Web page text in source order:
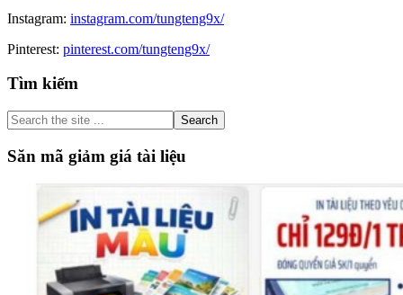
Instagram: instagram.com/tungteng9x/
Pinterest: pinterest.com/tungteng9x/
Primary
Sidebar
Tìm kiếm
Search
the
site
...
Săn mã giảm giá tài liệu